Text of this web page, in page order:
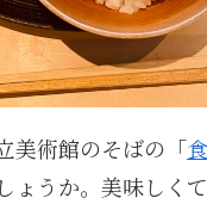
美術館のそばの「
ょうか。美味しくて